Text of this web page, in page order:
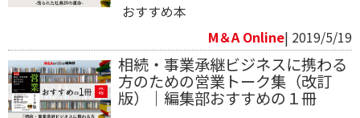
おすすめ本
M＆A Online| 2019/5/19
相続・事業承継ビジネスに携わる
方のための営業トーク集（改訂
版）｜編集部おすすめの１冊